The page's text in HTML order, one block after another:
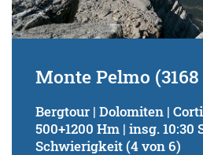
Monte Pelmo
Bergtour | Dolomiten |
500+1200 Hm | insg. 10:30
Schwierigkeit (4 von 6)